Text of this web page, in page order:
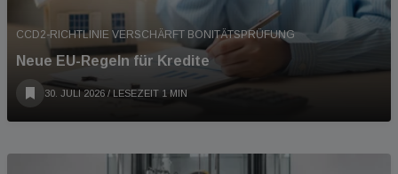
CCD2-RICHTLINIE VERSCHÄRFT BONITÄTSPRÜFUNG
Neue EU-Regeln für Kredite
30. JULI 2026 / LESEZEIT 1 MIN